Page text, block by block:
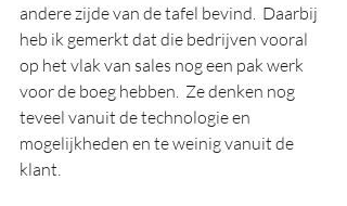
andere zijde van de tafel bevind.  Daarbij
heb ik gemerkt dat die bedrijven vooral
op het vlak van sales nog een pak werk
voor de boeg hebben.  Ze denken nog
teveel vanuit de technologie en
mogelijkheden en te weinig vanuit de
klant.